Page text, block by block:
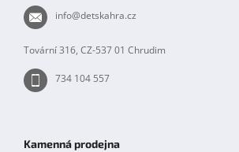
info@detskahra.cz
Tovární 316, CZ-537 01 Chrudim
734 104 557
Kamenná prodejna